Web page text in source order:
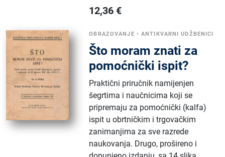
12,36 €
OBRAZOVANJE •ANTIKVARNI UDŽBENICI
Što moram znati za
pomoćnički ispit?
Praktični priručnik namijenjen
šegrtima i naučnicima koji se
pripremaju za pomoćnički (kalfa)
ispit u obrtničkim i trgovačkim
zanimanjima za sve razrede
naukovanja. Drugo, prošireno i